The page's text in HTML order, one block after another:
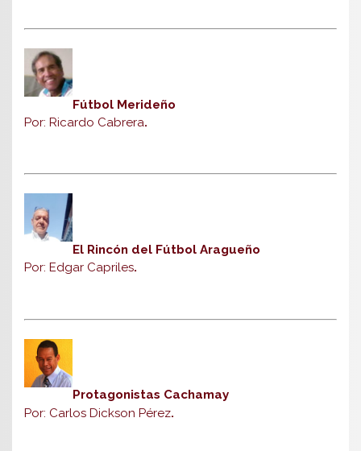
Fútbol Merideño
Por: Ricardo Cabrera.
El Rincón del Fútbol Aragueño
Por: Edgar Capriles.
Protagonistas Cachamay
Por: Carlos Dickson Pérez.